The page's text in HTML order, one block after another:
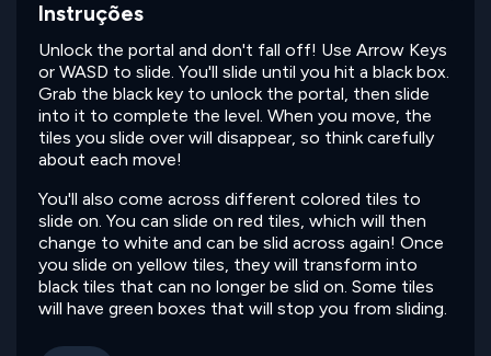
Instruções
Unlock the portal and don't fall off! Use Arrow Keys
or WASD to slide. You'll slide until you hit a black box.
Grab the black key to unlock the portal, then slide
into it to complete the level. When you move, the
tiles you slide over will disappear, so think carefully
about each move!
You'll also come across different colored tiles to
slide on. You can slide on red tiles, which will then
change to white and can be slid across again! Once
you slide on yellow tiles, they will transform into
black tiles that can no longer be slid on. Some tiles
will have green boxes that will stop you from sliding.